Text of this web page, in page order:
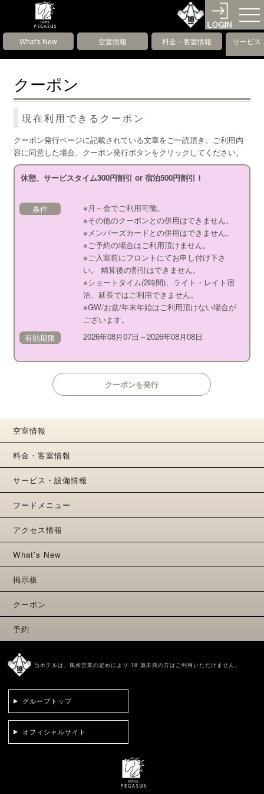
What's New 空室情報 料金・客室情報
サービス
報
クーポン
現在利用できるクーポン
クーポン発行ページに記載されている文章をご一読頂き、ご利用内
容に同意した場合、クーポン発行ボタンをクリックしてください。
休憩、サービスタイム300円割引 or 宿泊500円割引！
条件
※月～金でご利用可能。
※その他のクーポンとの併用はできません。
※メンバーズカードとの併用はできません。
※ご予約の場合はご利用頂けません。
※ご入室前にフロントにてお申し付け下さ
い。 精算後の割引はできません。
※ショートタイム(2時間)、ライト・レイト宿
泊、延長ではご利用できません。
※GW/お盆/年末年始はご利用頂けない場合が
ございます。
有効期限
2026年08月07日 ～2026年08月08日
クーポンを発行
空室情報
料金・客室情報
サービス・設備情報
フードメニュー
アクセス情報
What's New
掲示板
クーポン
予約
当ホテルは、風俗営業の定めにより 18 歳未満の方はご利用いただけません。
グループトップ
オフィシャルサイト